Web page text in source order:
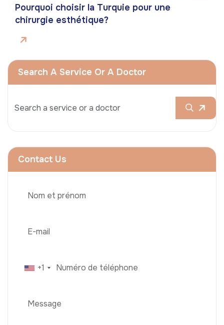
Pourquoi choisir la Turquie pour une
chirurgie esthétique?
Search A Service Or A Doctor
Contact Us
+1